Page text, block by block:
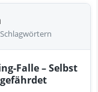
Falle – Selbst